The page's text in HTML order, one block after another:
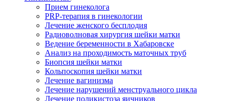
Прием гинеколога
PRP-терапия в гинекологии
Лечение женского бесплодия
Радиоволновая хирургия шейки матки
Ведение беременности в Хабаровске
Анализ на проходимость маточных труб
Биопсия шейки матки
Кольпоскопия шейки матки
Лечение вагинизма
Лечение нарушений менструального цикла
Лечение поликистоза яичников